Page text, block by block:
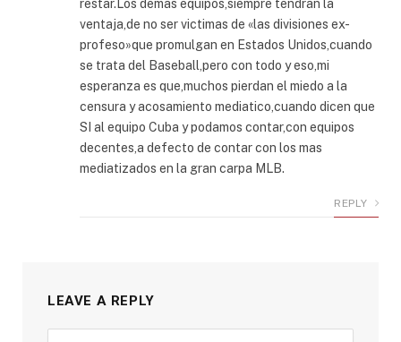
restar.Los demas equipos,siempre tendran la
ventaja,de no ser victimas de «las divisiones ex-
profeso»que promulgan en Estados Unidos,cuando
se trata del Baseball,pero con todo y eso,mi
esperanza es que,muchos pierdan el miedo a la
censura y acosamiento mediatico,cuando dicen que
SI al equipo Cuba y podamos contar,con equipos
decentes,a defecto de contar con los mas
mediatizados en la gran carpa MLB.
REPLY
LEAVE A REPLY